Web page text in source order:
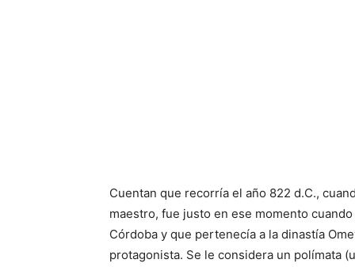
Cuentan que recorría el año 822 d.C.,
maestro, fue justo en ese momento
Córdoba y que pertenecía a la dinastía
protagonista. Se le considera un polímata